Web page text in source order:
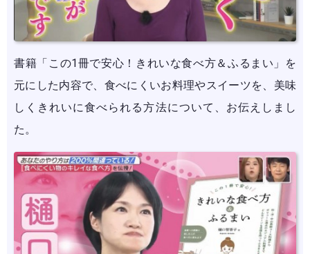
書籍「この1冊で安心！きれいな食べ方＆ふるまい」を
元にした内容で、食べにくいお料理やスイーツを、美味
しくきれいに食べられる方法について、お伝えしまし
た。